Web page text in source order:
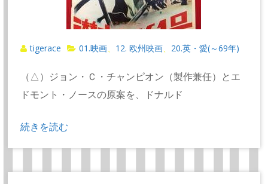
tigerace 01.映画 12. 欧州映画 20.英・愛(～69年)
（△）ジョン・Ｃ・チャンピオン（製作兼任）とエ
ドモント・ノースの原案を、ドナルド
続きを読む